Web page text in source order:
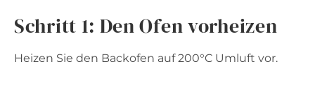
Schritt 1: Den Ofen vorheizen
Heizen Sie den Backofen auf 200°C Umluft vor.